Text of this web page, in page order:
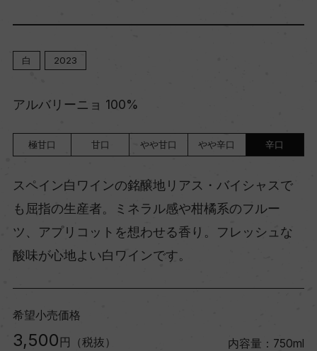
白 2023
アルバリーニョ 100%
極甘口 甘口 やや甘口 やや辛口 辛口
スペイン白ワインの銘醸地リアス・バイシャスで
も屈指の生産者。ミネラル感や柑橘系のフルー
ツ、アプリコットを想わせる香り。フレッシュな
酸味が心地よい白ワインです。
希望小売価格
3,500 円（税抜） 内容量：750ml